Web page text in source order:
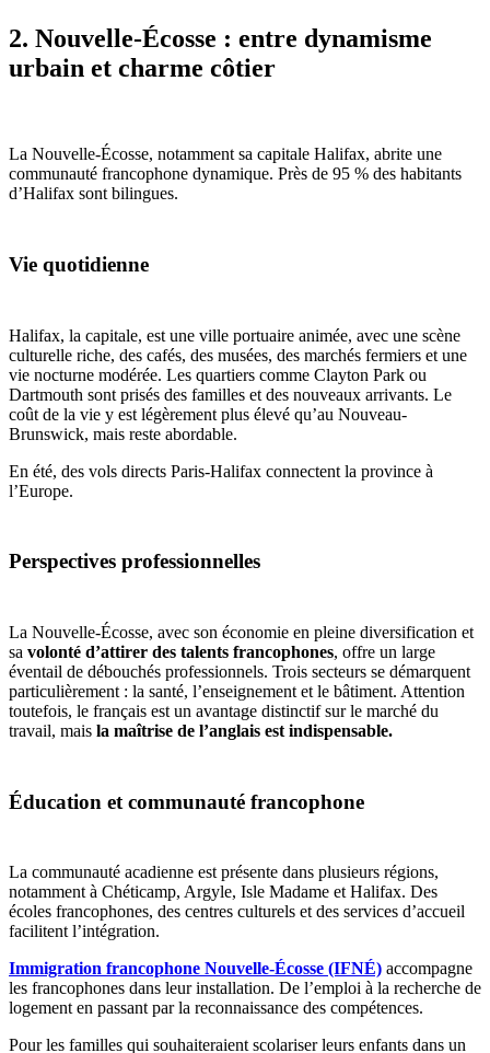
2. Nouvelle-Écosse : entre dynamisme
urbain et charme côtier
La Nouvelle-Écosse, notamment sa capitale Halifax, abrite une
communauté francophone dynamique. Près de 95 % des habitants
d’Halifax sont bilingues.
Vie quotidienne
Halifax, la capitale, est une ville portuaire animée, avec une scène
culturelle riche, des cafés, des musées, des marchés fermiers et une
vie nocturne modérée. Les quartiers comme Clayton Park ou
Dartmouth sont prisés des familles et des nouveaux arrivants. Le
coût de la vie y est légèrement plus élevé qu’au Nouveau-
Brunswick, mais reste abordable.
En été, des vols directs Paris-Halifax connectent la province à
l’Europe.
Perspectives professionnelles
La Nouvelle-Écosse, avec son économie en pleine diversification et
sa volonté d’attirer des talents francophones, offre un large
éventail de débouchés professionnels. Trois secteurs se démarquent
particulièrement : la santé, l’enseignement et le bâtiment. Attention
toutefois, le français est un avantage distinctif sur le marché du
travail, mais la maîtrise de l’anglais est indispensable.
Éducation et communauté francophone
La communauté acadienne est présente dans plusieurs régions,
notamment à Chéticamp, Argyle, Isle Madame et Halifax. Des
écoles francophones, des centres culturels et des services d’accueil
facilitent l’intégration.
Immigration francophone Nouvelle-Écosse (IFNÉ) accompagne
les francophones dans leur installation. De l’emploi à la recherche de
logement en passant par la reconnaissance des compétences.
Pour les familles qui souhaiteraient scolariser leurs enfants dans un